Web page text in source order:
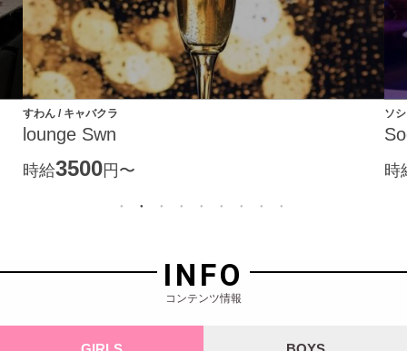
すわん / キャバクラ
lounge Swn
時給3500円〜
ソ
時
INFO
コンテンツ情報